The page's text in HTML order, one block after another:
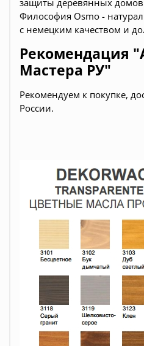
защиты деревянных
Философия Osmo -
с немецким качеством и
Рекомендация
Мастера РУ"
Рекомендуем к покупке,
России.